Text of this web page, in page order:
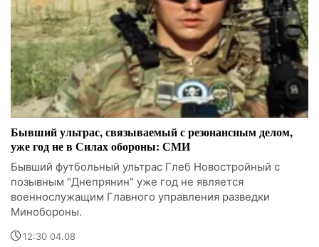
Бывший ультрас, связываемый с резонансным делом,
уже год не в Силах обороны: СМИ
Бывший футбольный ультрас Глеб Новостройный с
позывным "Днепрянин" уже год не является
военнослужащим Главного управления разведки
Минобороны.
12:30 04.08